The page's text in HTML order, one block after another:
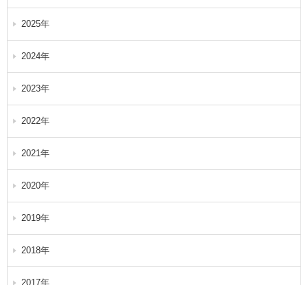
2025年
2024年
2023年
2022年
2021年
2020年
2019年
2018年
2017年